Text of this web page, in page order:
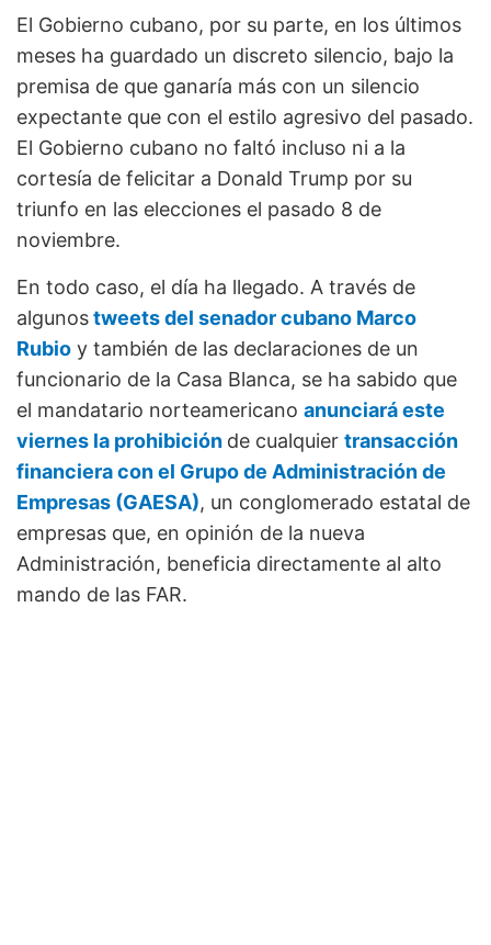
El Gobierno cubano, por su parte, en los últimos
meses ha guardado un discreto silencio, bajo la
premisa de que ganaría más con un silencio
expectante que con el estilo agresivo del pasado.
El Gobierno cubano no faltó incluso ni a la
cortesía de felicitar a Donald Trump por su
triunfo en las elecciones el pasado 8 de
noviembre.
En todo caso, el día ha llegado. A través de
algunostweets del senador cubano Marco
Rubio y también de las declaraciones de un
funcionario de la Casa Blanca, se ha sabido que
el mandatario norteamericano anunciará este
viernes la prohibición de cualquier transacción
financiera con el Grupo de Administración de
Empresas (GAESA), un conglomerado estatal de
empresas que, en opinión de la nueva
Administración, beneficia directamente al alto
mando de las FAR.